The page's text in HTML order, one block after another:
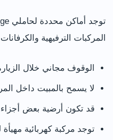
المركبات الترفيهية
الوقوف مجاني خلال
لا يسمح بالمبيت داخل
قد تكون أرضية بعض
توجد مركبة كهربائية